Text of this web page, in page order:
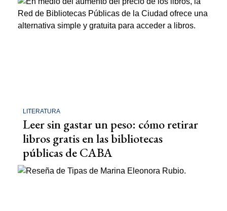
LITERATURA
Leer sin gastar un peso: cómo retirar
libros gratis en las bibliotecas
públicas de CABA